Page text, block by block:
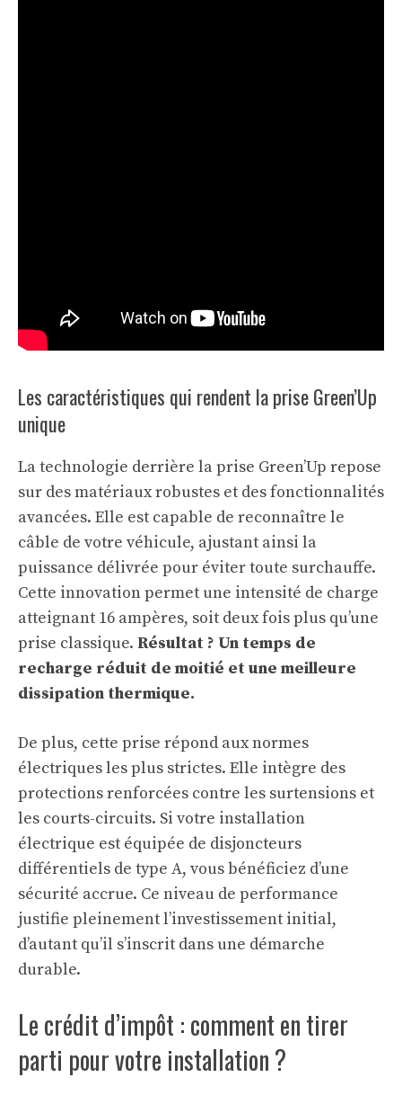
Les caractéristiques qui rendent la prise Green’Up
unique
La technologie derrière la prise Green’Up repose
sur des matériaux robustes et des fonctionnalités
avancées. Elle est capable de reconnaître le
câble de votre véhicule, ajustant ainsi la
puissance délivrée pour éviter toute surchauffe.
Cette innovation permet une intensité de charge
atteignant 16 ampères, soit deux fois plus qu’une
prise classique. Résultat ? Un temps de
recharge réduit de moitié et une meilleure
dissipation thermique.
De plus, cette prise répond aux normes
électriques les plus strictes. Elle intègre des
protections renforcées contre les surtensions et
les courts-circuits. Si votre installation
électrique est équipée de disjoncteurs
différentiels de type A, vous bénéficiez d’une
sécurité accrue. Ce niveau de performance
justifie pleinement l’investissement initial,
d’autant qu’il s’inscrit dans une démarche
durable.
Le crédit d’impôt : comment en tirer
parti pour votre installation ?